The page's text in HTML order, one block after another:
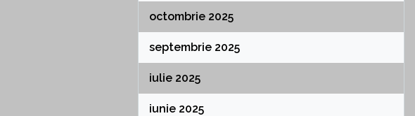
octombrie 2025
septembrie 2025
iulie 2025
iunie 2025